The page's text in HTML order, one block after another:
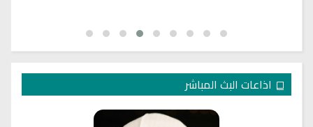
اذاعات البث المباشر